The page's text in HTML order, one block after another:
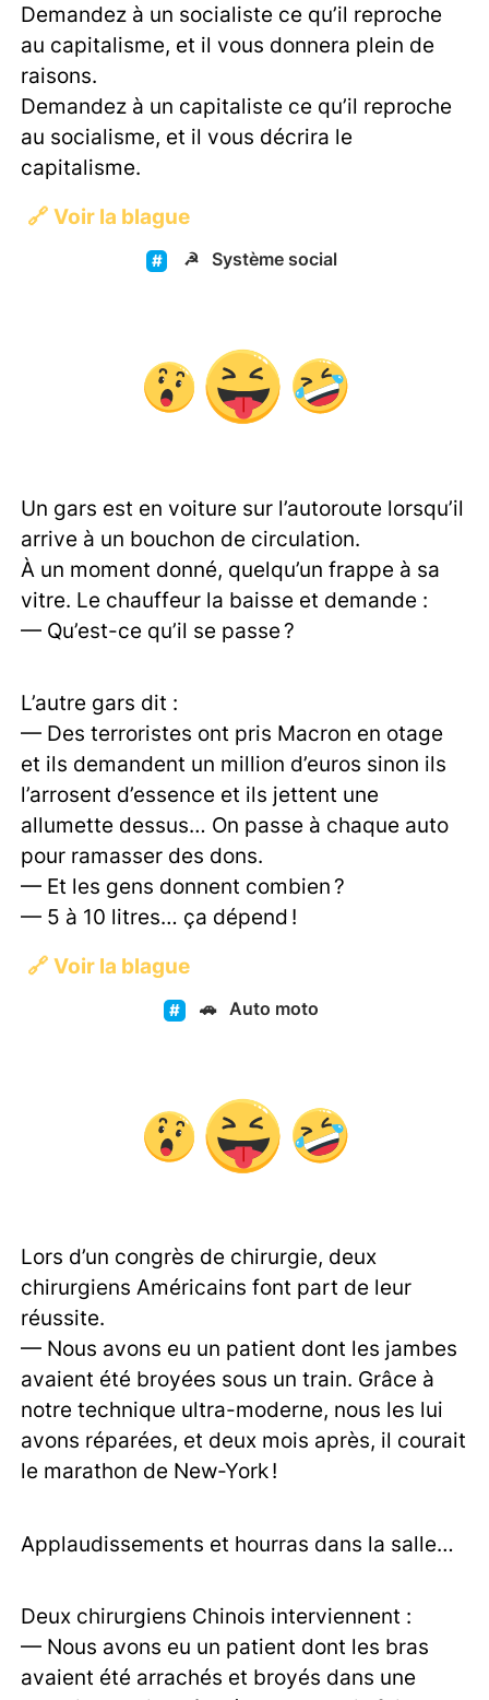
Demandez à un socialiste ce qu’il reproche
au capitalisme, et il vous donnera plein de
raisons.
Demandez à un capitaliste ce qu’il reproche
au socialisme, et il vous décrira le
capitalisme.
🔗 Voir la blague
☭ Système social
Un gars est en voiture sur l’autoroute lorsqu’il
arrive à un bouchon de circulation.
À un moment donné, quelqu’un frappe à sa
vitre. Le chauffeur la baisse et demande :
— Qu’est-ce qu’il se passe ?
L’autre gars dit :
— Des terroristes ont pris Macron en otage
et ils demandent un million d’euros sinon ils
l’arrosent d’essence et ils jettent une
allumette dessus… On passe à chaque auto
pour ramasser des dons.
— Et les gens donnent combien ?
— 5 à 10 litres… ça dépend !
🔗 Voir la blague
🚗 Auto moto
Lors d’un congrès de chirurgie, deux
chirurgiens Américains font part de leur
réussite.
— Nous avons eu un patient dont les jambes
avaient été broyées sous un train. Grâce à
notre technique ultra-moderne, nous les lui
avons réparées, et deux mois après, il courait
le marathon de New-York !
Applaudissements et hourras dans la salle…
Deux chirurgiens Chinois interviennent :
— Nous avons eu un patient dont les bras
avaient été arrachés et broyés dans une